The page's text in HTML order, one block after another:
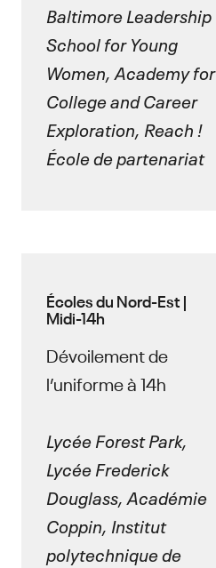
Baltimore Leadership
School for Young
Women, Academy for
College and Career
Exploration, Reach !
École de partenariat
Écoles du Nord-Est |
Midi-14h
Dévoilement de
l’uniforme à 14h
Lycée Forest Park,
Lycée Frederick
Douglass, Académie
Coppin, Institut
polytechnique de